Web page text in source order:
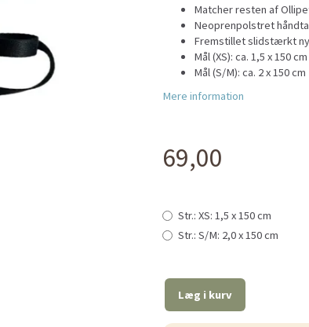
Matcher resten af
Neoprenpolstret
Fremstillet slidstærkt
Mål (XS): ca. 1,5 x 150 cm
Mål (S/M): ca. 2 x 150 cm
Mere information
69,00
Str.: XS: 1,5 x 150 cm
Str.: S/M: 2,0 x 150 cm
Læg i kurv